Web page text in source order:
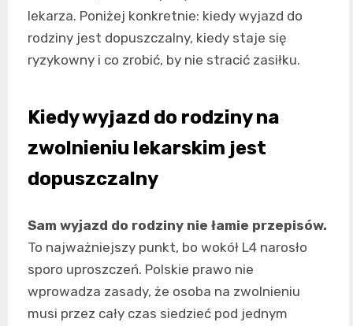
lekarza. Poniżej konkretnie: kiedy wyjazd do
rodziny jest dopuszczalny, kiedy staje się
ryzykowny i co zrobić, by nie stracić zasiłku.
Kiedy wyjazd do rodziny na
zwolnieniu lekarskim jest
dopuszczalny
Sam wyjazd do rodziny nie łamie przepisów.
To najważniejszy punkt, bo wokół L4 narosło
sporo uproszczeń. Polskie prawo nie
wprowadza zasady, że osoba na zwolnieniu
musi przez cały czas siedzieć pod jednym